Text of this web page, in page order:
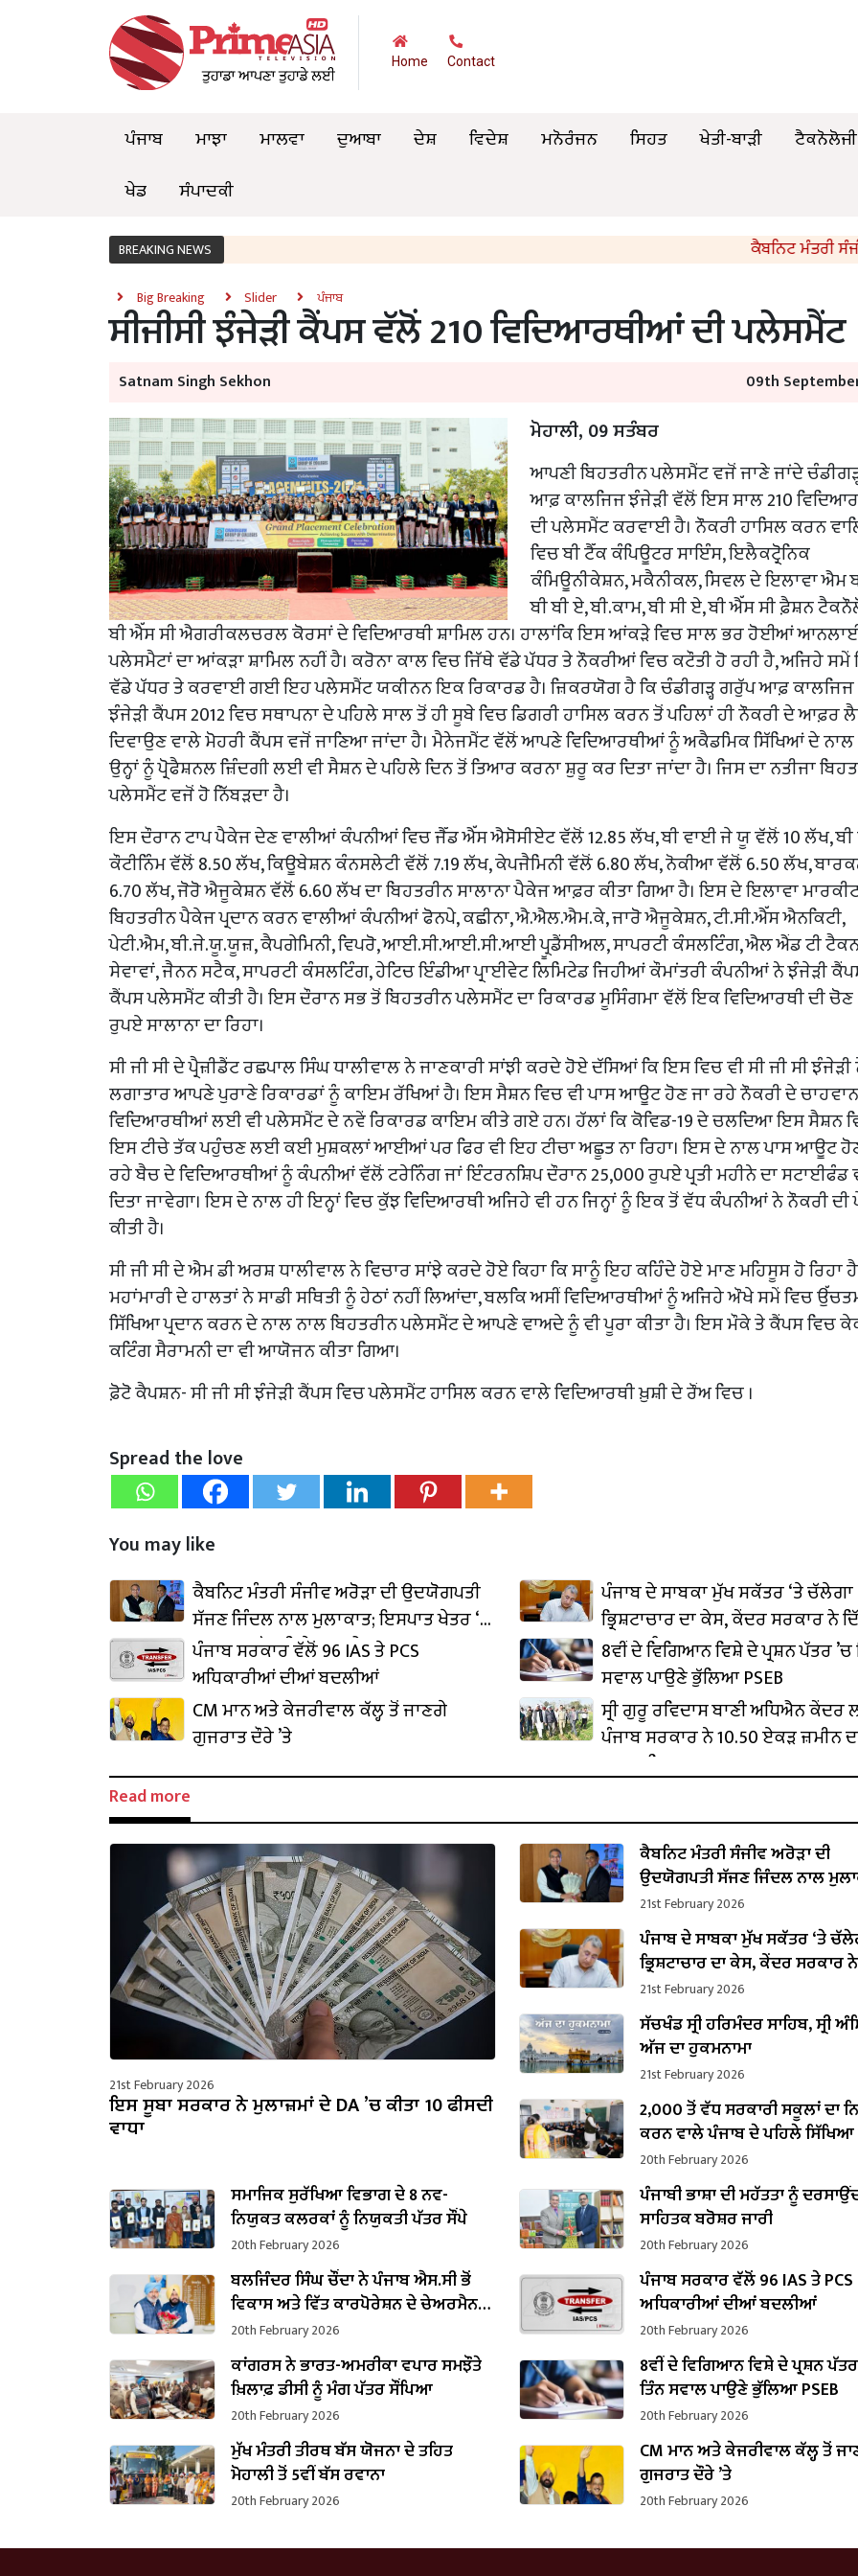
Home Contact
ਪੰਜਾਬ ਮਾਝਾ ਮਾਲਵਾ ਦੁਆਬਾ ਦੇਸ਼ ਵਿਦੇਸ਼ ਮਨੋਰੰਜਨ ਸਿਹਤ ਖੇਤੀ-ਬਾੜੀ ਟੈਕਨੋਲੋਜੀ
ਖੇਡ
ਸੰਪਾਦਕੀ
BREAKING NEWS ਕੈਬਨਿਟ ਮੰਤਰੀ ਸੰਜੀਵ
Big Breaking Slider ਪੰਜਾਬ
ਸੀਜੀਸੀ ਝੰਜੇੜੀ ਕੈਂਪਸ ਵੱਲੋਂ 210 ਵਿਦਿਆਰਥੀਆਂ ਦੀ ਪਲੇਸਮੈਂਟ
Satnam Singh Sekhon 09th
ਮੋਹਾਲੀ, 09 ਸਤੰਬਰ
ਆਪਣੀ ਬਿਹਤਰੀਨ ਪਲੇਸਮੈਂਟ ਵਜੋਂ ਜਾਣੇ ਜਾਂਦੇ
ਆਫ਼ ਕਾਲਜਿਜ ਝੰਜੇੜੀ ਵੱਲੋਂ ਇਸ ਸਾਲ 210
ਦੀ ਪਲੇਸਮੈਂਟ ਕਰਵਾਈ ਹੈ। ਨੌਕਰੀ ਹਾਸਿਲ ਕਰਨ
ਵਿਚ ਬੀ ਟੈੱਕ ਕੰਪਿਊਟਰ ਸਾਇੰਸ, ਇਲੈਕਟ੍ਰੋਨਿਕ
ਕੰਮਿਊਨੀਕੇਸ਼ਨ, ਮਕੈਨੀਕਲ, ਸਿਵਲ ਦੇ ਇਲਾਵਾ ਐਮ
ਬੀ ਬੀ ਏ, ਬੀ.ਕਾਮ, ਬੀ ਸੀ ਏ, ਬੀ ਐੱਸ ਸੀ ਫ਼ੈਸ਼ਨ
ਬੀ ਐੱਸ ਸੀ ਐਗਰੀਕਲਚਰਲ ਕੋਰਸਾਂ ਦੇ ਵਿਦਿਆਰਥੀ ਸ਼ਾਮਿਲ ਹਨ। ਹਾਲਾਂਕਿ ਇਸ ਆਂਕੜੇ ਵਿਚ ਸਾਲ ਭਰ ਹੋਈਆਂ
ਪਲੇਸਮੈਟਾਂ ਦਾ ਆਂਕੜਾ ਸ਼ਾਮਿਲ ਨਹੀਂ ਹੈ। ਕਰੋਨਾ ਕਾਲ ਵਿਚ ਜਿੱਥੇ ਵੱਡੇ ਪੱਧਰ ਤੇ ਨੌਕਰੀਆਂ ਵਿਚ ਕਟੌਤੀ ਹੋ ਰਹੀ ਹੈ, ਅਜਿਹੇ ਸਮੇਂ
ਵੱਡੇ ਪੱਧਰ ਤੇ ਕਰਵਾਈ ਗਈ ਇਹ ਪਲੇਸਮੈਂਟ ਯਕੀਨਨ ਇਕ ਰਿਕਾਰਡ ਹੈ। ਜ਼ਿਕਰਯੋਗ ਹੈ ਕਿ ਚੰਡੀਗੜ੍ਹ ਗਰੁੱਪ ਆਫ਼ ਕਾਲਜਿਜ
ਝੰਜੇੜੀ ਕੈਂਪਸ 2012 ਵਿਚ ਸਥਾਪਨਾ ਦੇ ਪਹਿਲੇ ਸਾਲ ਤੋਂ ਹੀ ਸੂਬੇ ਵਿਚ ਡਿਗਰੀ ਹਾਸਿਲ ਕਰਨ ਤੋਂ ਪਹਿਲਾਂ ਹੀ ਨੌਕਰੀ ਦੇ ਆਫ਼ਰ
ਦਿਵਾਉਣ ਵਾਲੇ ਮੋਹਰੀ ਕੈਂਪਸ ਵਜੋਂ ਜਾਣਿਆ ਜਾਂਦਾ ਹੈ। ਮੈਨੇਜਮੈਂਟ ਵੱਲੋਂ ਆਪਣੇ ਵਿਦਿਆਰਥੀਆਂ ਨੂੰ ਅਕੈਡਮਿਕ ਸਿੱਖਿਆਂ ਦੇ
ਉਨ੍ਹਾਂ ਨੂੰ ਪ੍ਰੋਫੈਸ਼ਨਲ ਜ਼ਿੰਦਗੀ ਲਈ ਵੀ ਸੈਸ਼ਨ ਦੇ ਪਹਿਲੇ ਦਿਨ ਤੋਂ ਤਿਆਰ ਕਰਨਾ ਸ਼ੁਰੂ ਕਰ ਦਿਤਾ ਜਾਂਦਾ ਹੈ। ਜਿਸ ਦਾ ਨਤੀਜਾ
ਪਲੇਸਮੈਂਟ ਵਜੋਂ ਹੋ ਨਿੱਬੜਦਾ ਹੈ।
ਇਸ ਦੌਰਾਨ ਟਾਪ ਪੈਕੇਜ ਦੇਣ ਵਾਲੀਆਂ ਕੰਪਨੀਆਂ ਵਿਚ ਜੈੱਡ ਐੱਸ ਐਸੋਸੀਏਟ ਵੱਲੋਂ 12.85 ਲੱਖ, ਬੀ ਵਾਈ ਜੇ ਯੂ ਵੱਲੋਂ 10 ਲੱਖ,
ਕੌਟੀਨਿੰਮ ਵੱਲੋਂ 8.50 ਲੱਖ, ਕਿਊਬੇਸ਼ਨ ਕੰਨਸਲੇਟੀ ਵੱਲੋਂ 7.19 ਲੱਖ, ਕੇਪਜੈਮਿਨੀ ਵੱਲੋਂ 6.80 ਲੱਖ, ਨੋਕੀਆ ਵੱਲੋਂ 6.50 ਲੱਖ,
6.70 ਲੱਖ, ਜੋਰੋ ਐਜੂਕੇਸ਼ਨ ਵੱਲੋਂ 6.60 ਲੱਖ ਦਾ ਬਿਹਤਰੀਨ ਸਾਲਾਨਾ ਪੈਕੇਜ ਆਫ਼ਰ ਕੀਤਾ ਗਿਆ ਹੈ। ਇਸ ਦੇ ਇਲਾਵਾ
ਬਿਹਤਰੀਨ ਪੈਕੇਜ ਪ੍ਰਦਾਨ ਕਰਨ ਵਾਲੀਆਂ ਕੰਪਨੀਆਂ ਫੋਨਪੇ, ਕਛੀਨਾ, ਐ.ਐਲ.ਐਮ.ਕੇ, ਜਾਰੋ ਐਜੂਕੇਸ਼ਨ, ਟੀ.ਸੀ.ਐੱਸ ਐਨਕਿਟੀ,
ਪੇਟੀ.ਐਮ, ਬੀ.ਜੇ.ਯੂ.ਯੂਜ਼, ਕੈਪਗੇਮਿਨੀ, ਵਿਪਰੋ, ਆਈ.ਸੀ.ਆਈ.ਸੀ.ਆਈ ਪ੍ਰੂਡੈਂਸੀਅਲ, ਸਾਪਰਟੀ ਕੰਸਲਟਿੰਗ, ਐਲ ਐਂਡ ਟੀ
ਸੇਵਾਵਾਂ, ਜੈਨਨ ਸਟੈਕ, ਸਾਪਰਟੀ ਕੰਸਲਟਿੰਗ, ਹੇਟਿਚ ਇੰਡੀਆ ਪ੍ਰਾਈਵੇਟ ਲਿਮਿਟੇਡ ਜਿਹੀਆਂ ਕੌਮਾਂਤਰੀ ਕੰਪਨੀਆਂ ਨੇ ਝੰਜੇੜੀ
ਕੈਂਪਸ ਪਲੇਸਮੈਂਟ ਕੀਤੀ ਹੈ। ਇਸ ਦੌਰਾਨ ਸਭ ਤੋਂ ਬਿਹਤਰੀਨ ਪਲੇਸਮੈਂਟ ਦਾ ਰਿਕਾਰਡ ਮੂਸਿੰਗਮਾ ਵੱਲੋਂ ਇਕ ਵਿਦਿਆਰਥੀ ਦੀ
ਰੁਪਏ ਸਾਲਾਨਾ ਦਾ ਰਿਹਾ।
ਸੀ ਜੀ ਸੀ ਦੇ ਪ੍ਰੈਜ਼ੀਡੈਂਟ ਰਛਪਾਲ ਸਿੰਘ ਧਾਲੀਵਾਲ ਨੇ ਜਾਣਕਾਰੀ ਸਾਂਝੀ ਕਰਦੇ ਹੋਏ ਦੱਸਿਆਂ ਕਿ ਇਸ ਵਿਚ ਵੀ ਸੀ ਜੀ ਸੀ
ਲਗਾਤਾਰ ਆਪਣੇ ਪੁਰਾਣੇ ਰਿਕਾਰਡਾਂ ਨੂੰ ਕਾਇਮ ਰੱਖਿਆਂ ਹੈ। ਇਸ ਸੈਸ਼ਨ ਵਿਚ ਵੀ ਪਾਸ ਆਊਟ ਹੋਣ ਜਾ ਰਹੇ ਨੌਕਰੀ ਦੇ ਚਾਹਵਾਨ
ਵਿਦਿਆਰਥੀਆਂ ਲਈ ਵੀ ਪਲੇਸਮੈਂਟ ਦੇ ਨਵੇਂ ਰਿਕਾਰਡ ਕਾਇਮ ਕੀਤੇ ਗਏ ਹਨ। ਹੱਲਾਂ ਕਿ ਕੋਵਿਡ-19 ਦੇ ਚਲਦਿਆ ਇਸ ਸੈਸ਼ਨ
ਇਸ ਟੀਚੇ ਤੱਕ ਪਹੁੰਚਣ ਲਈ ਕਈ ਮੁਸ਼ਕਲਾਂ ਆਈਆਂ ਪਰ ਫਿਰ ਵੀ ਇਹ ਟੀਚਾ ਅਛੂਤ ਨਾ ਰਿਹਾ। ਇਸ ਦੇ ਨਾਲ ਪਾਸ ਆਊਟ
ਰਹੇ ਬੈਚ ਦੇ ਵਿਦਿਆਰਥੀਆਂ ਨੂੰ ਕੰਪਨੀਆਂ ਵੱਲੋਂ ਟਰੇਨਿੰਗ ਜਾਂ ਇੰਟਰਨਸ਼ਿਪ ਦੌਰਾਨ 25,000 ਰੁਪਏ ਪ੍ਰਤੀ ਮਹੀਨੇ ਦਾ ਸਟਾਈਫੰਡ
ਦਿਤਾ ਜਾਵੇਗਾ। ਇਸ ਦੇ ਨਾਲ ਹੀ ਇਨ੍ਹਾਂ ਵਿਚ ਕੁੱਝ ਵਿਦਿਆਰਥੀ ਅਜਿਹੇ ਵੀ ਹਨ ਜਿਨ੍ਹਾਂ ਨੂੰ ਇਕ ਤੋਂ ਵੱਧ ਕੰਪਨੀਆਂ ਨੇ ਨੌਕਰੀ
ਕੀਤੀ ਹੈ।
ਸੀ ਜੀ ਸੀ ਦੇ ਐਮ ਡੀ ਅਰਸ਼ ਧਾਲੀਵਾਲ ਨੇ ਵਿਚਾਰ ਸਾਂਝੇ ਕਰਦੇ ਹੋਏ ਕਿਹਾ ਕਿ ਸਾਨੂੰ ਇਹ ਕਹਿੰਦੇ ਹੋਏ ਮਾਣ ਮਹਿਸੂਸ ਹੋ ਰਿਹਾ
ਮਹਾਂਮਾਰੀ ਦੇ ਹਾਲਤਾਂ ਨੇ ਸਾਡੀ ਸਥਿਤੀ ਨੂੰ ਹੇਠਾਂ ਨਹੀਂ ਲਿਆਂਦਾ, ਬਲਕਿ ਅਸੀਂ ਵਿਦਿਆਰਥੀਆਂ ਨੂੰ ਅਜਿਹੇ ਔਖੇ ਸਮੇਂ ਵਿਚ
ਸਿੱਖਿਆ ਪ੍ਰਦਾਨ ਕਰਨ ਦੇ ਨਾਲ ਨਾਲ ਬਿਹਤਰੀਨ ਪਲੇਸਮੈਂਟ ਦੇ ਆਪਣੇ ਵਾਅਦੇ ਨੂੰ ਵੀ ਪੂਰਾ ਕੀਤਾ ਹੈ। ਇਸ ਮੌਕੇ ਤੇ ਕੈਂਪਸ ਵਿਚ
ਕਟਿੰਗ ਸੈਰਾਮਨੀ ਦਾ ਵੀ ਆਯੋਜਨ ਕੀਤਾ ਗਿਆ।
ਫ਼ੋਟੋ ਕੈਪਸ਼ਨ- ਸੀ ਜੀ ਸੀ ਝੰਜੇੜੀ ਕੈਂਪਸ ਵਿਚ ਪਲੇਸਮੈਂਟ ਹਾਸਿਲ ਕਰਨ ਵਾਲੇ ਵਿਦਿਆਰਥੀ ਖ਼ੁਸ਼ੀ ਦੇ ਰੌਂਅ ਵਿਚ ।
Spread the love
You may like
ਕੈਬਨਿਟ ਮੰਤਰੀ ਸੰਜੀਵ ਅਰੋੜਾ ਦੀ ਉਦਯੋਗਪਤੀ
ਸੱਜਣ ਜਿੰਦਲ ਨਾਲ ਮੁਲਾਕਾਤ; ਇਸਪਾਤ ਖੇਤਰ ‘ਚ
₹1,500 ਕਰੋੜ ਨਿਵੇਸ਼ ਦਾ ਐਲਾਨ
ਪੰਜਾਬ ਦੇ ਸਾਬਕਾ ਮੁੱਖ ਸਕੱਤਰ ‘ਤੇ ਚੱਲੇਗਾ
ਭ੍ਰਿਸ਼ਟਾਚਾਰ ਦਾ ਕੇਸ, ਕੇਂਦਰ ਸਰਕਾਰ ਨੇ
ਪ੍ਰਵਾਨਗੀ
ਪੰਜਾਬ ਸਰਕਾਰ ਵੱਲੋਂ 96 IAS ਤੇ PCS
ਅਧਿਕਾਰੀਆਂ ਦੀਆਂ ਬਦਲੀਆਂ
8ਵੀਂ ਦੇ ਵਿਗਿਆਨ ਵਿਸ਼ੇ ਦੇ ਪ੍ਰਸ਼ਨ ਪੱਤਰ ’ਚ
ਸਵਾਲ ਪਾਉਣੇ ਭੁੱਲਿਆ PSEB
CM ਮਾਨ ਅਤੇ ਕੇਜਰੀਵਾਲ ਕੱਲ੍ਹ ਤੋਂ ਜਾਣਗੇ
ਗੁਜਰਾਤ ਦੌਰੇ ’ਤੇ
ਸ੍ਰੀ ਗੁਰੂ ਰਵਿਦਾਸ ਬਾਣੀ ਅਧਿਐਨ
ਪੰਜਾਬ ਸਰਕਾਰ ਨੇ 10.50 ਏਕੜ ਜ਼ਮੀਨ
ਕਬਜ਼ਾ ਲਿਆ
Read more
21st February 2026
ਇਸ ਸੂਬਾ ਸਰਕਾਰ ਨੇ ਮੁਲਾਜ਼ਮਾਂ ਦੇ DA ’ਚ ਕੀਤਾ 10 ਫੀਸਦੀ
ਵਾਧਾ
ਕੈਬਨਿਟ ਮੰਤਰੀ ਸੰਜੀਵ ਅਰੋੜਾ ਦੀ
ਉਦਯੋਗਪਤੀ ਸੱਜਣ ਜਿੰਦਲ ਨਾਲ
ਇਸਪਾਤ ਖੇਤਰ ‘ਚ ₹1,500 ਕਰੋੜ ਨਿਵੇਸ਼
ਐਲਾਨ
21st February 2026
ਪੰਜਾਬ ਦੇ ਸਾਬਕਾ ਮੁੱਖ ਸਕੱਤਰ ‘ਤੇ
ਭ੍ਰਿਸ਼ਟਾਚਾਰ ਦਾ ਕੇਸ, ਕੇਂਦਰ ਸਰਕਾਰ
ਪ੍ਰਵਾਨਗੀ
21st February 2026
ਸੱਚਖੰਡ ਸ੍ਰੀ ਹਰਿਮੰਦਰ ਸਾਹਿਬ, ਸ੍ਰੀ
ਅੱਜ ਦਾ ਹੁਕਮਨਾਮਾ
21st February 2026
2,000 ਤੋਂ ਵੱਧ ਸਰਕਾਰੀ ਸਕੂਲਾਂ ਦਾ
ਕਰਨ ਵਾਲੇ ਪੰਜਾਬ ਦੇ ਪਹਿਲੇ ਸਿੱਖਿਆ
ਬਣੇ ਹਰਜੋਤ ਸਿੰਘ ਬੈਂਸ
20th February 2026
ਸਮਾਜਿਕ ਸੁਰੱਖਿਆ ਵਿਭਾਗ ਦੇ 8 ਨਵ-
ਨਿਯੁਕਤ ਕਲਰਕਾਂ ਨੂੰ ਨਿਯੁਕਤੀ ਪੱਤਰ ਸੌਂਪੇ
20th February 2026
ਪੰਜਾਬੀ ਭਾਸ਼ਾ ਦੀ ਮਹੱਤਤਾ ਨੂੰ
ਸਾਹਿਤਕ ਬਰੋਸ਼ਰ ਜਾਰੀ
20th February 2026
ਬਲਜਿੰਦਰ ਸਿੰਘ ਚੌਂਦਾ ਨੇ ਪੰਜਾਬ ਐਸ.ਸੀ ਭੋਂ
ਵਿਕਾਸ ਅਤੇ ਵਿੱਤ ਕਾਰਪੋਰੇਸ਼ਨ ਦੇ ਚੇਅਰਮੈਨ
ਵਜੋਂ ਸੰਭਾਲਿਆ ਕਾਰਜਭਾਰ
20th February 2026
ਪੰਜਾਬ ਸਰਕਾਰ ਵੱਲੋਂ 96 IAS ਤੇ PCS
ਅਧਿਕਾਰੀਆਂ ਦੀਆਂ ਬਦਲੀਆਂ
20th February 2026
ਕਾਂਗਰਸ ਨੇ ਭਾਰਤ-ਅਮਰੀਕਾ ਵਪਾਰ ਸਮਝੌਤੇ
ਖ਼ਿਲਾਫ਼ ਡੀਸੀ ਨੂੰ ਮੰਗ ਪੱਤਰ ਸੌਂਪਿਆ
20th February 2026
8ਵੀਂ ਦੇ ਵਿਗਿਆਨ ਵਿਸ਼ੇ ਦੇ ਪ੍ਰਸ਼ਨ
ਤਿੰਨ ਸਵਾਲ ਪਾਉਣੇ ਭੁੱਲਿਆ PSEB
20th February 2026
ਮੁੱਖ ਮੰਤਰੀ ਤੀਰਥ ਬੱਸ ਯੋਜਨਾ ਦੇ ਤਹਿਤ
ਮੋਹਾਲੀ ਤੋਂ 5ਵੀਂ ਬੱਸ ਰਵਾਨਾ
20th February 2026
CM ਮਾਨ ਅਤੇ ਕੇਜਰੀਵਾਲ ਕੱਲ੍ਹ ਤੋਂ
ਗੁਜਰਾਤ ਦੌਰੇ ’ਤੇ
20th February 2026